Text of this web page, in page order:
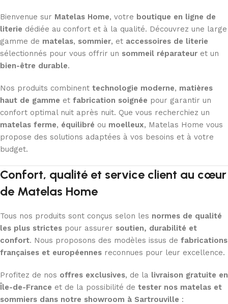
Bienvenue sur Matelas Home, votre boutique en ligne de
literie dédiée au confort et à la qualité. Découvrez une large
gamme de matelas, sommier, et accessoires de literie
sélectionnés pour vous offrir un sommeil réparateur et un
bien-être durable.
Nos produits combinent technologie moderne, matières
haut de gamme et fabrication soignée pour garantir un
confort optimal nuit après nuit. Que vous recherchiez un
matelas ferme, équilibré ou moelleux, Matelas Home vous
propose des solutions adaptées à vos besoins et à votre
budget.
Confort, qualité et service client au cœur
de Matelas Home
Tous nos produits sont conçus selon les normes de qualité
les plus strictes pour assurer soutien, durabilité et
confort. Nous proposons des modèles issus de fabrications
françaises et européennes reconnues pour leur excellence.
Profitez de nos offres exclusives, de la livraison gratuite en
Île-de-France et de la possibilité de tester nos matelas et
sommiers dans notre showroom à Sartrouville :